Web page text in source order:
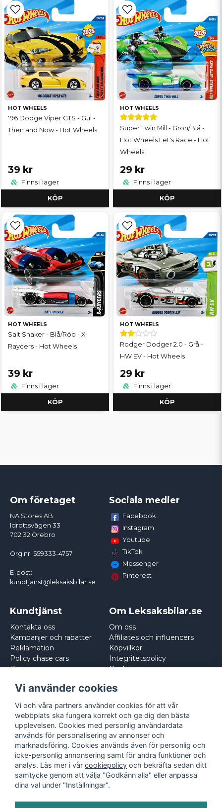
HOT WHEELS
'96 Dodge Viper GTS - Gul -
Then and Now - Hot Wheels
39 kr
Finns i lager
KÖP
HOT WHEELS
Super Twin Mill - Grön/Blå -
Hot Wheels Let's Race - Hot
Wheels
29 kr
Finns i lager
KÖP
HOT WHEELS
Salt Shaker - Blå/Röd - X-
Raycers - Hot Wheels
39 kr
Finns i lager
KÖP
HOT WHEELS
Rodger Dodger 2.0 - Grå -
HW EV - Hot Wheels
29 kr
Finns i lager
KÖP
Om företaget
NA Stores AB
Idrottsvägen 33
702 32 Örebro
Org.nr: 559333-4757
E-post:
kundtjanst@leksaksbilar.se
Sociala medier
Facebook
Instagram
Youtube
TikTok
Messenger
Pinterest
Kundtjänst
Kontakta oss
Kampanjer och rabatter
Reklamation
Policy chase cars
Returnera
Om Leksaksbilar.se
Om oss
Affiliates och influencers
Köpvillkor
Integritetspolicy
Cookies
Vi använder cookies
Vi och våra partners använder cookies för att vår
webbplats ska fungera korrekt och ge dig den bästa
upplevelsen. Cookies med personlig användardata
används för personalisering av annonser och
marknadsföring. Cookies används även för personlig och
icke-personlig annonsering samt för andra funktioner och
analys. Läs mer i vår cookiepolicy och bekräfta sedan ditt
samtycke genom att välja "Godkänn alla" eller anpassa
dina val under "Inställningar".